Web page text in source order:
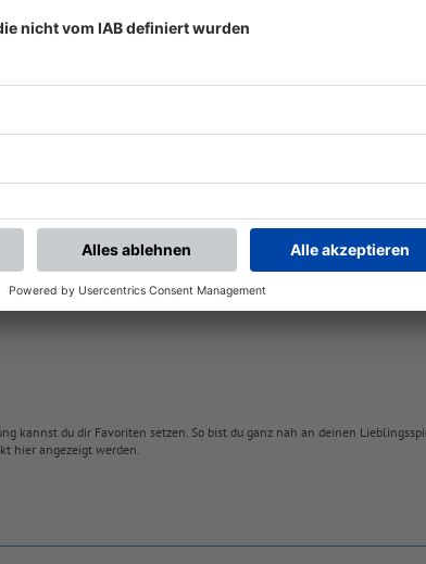
BFV-WHATSAPP-KANAL!
kannst du dir Favoriten setzen. So bist du ganz nah an deinen
hier angezeigt werden.